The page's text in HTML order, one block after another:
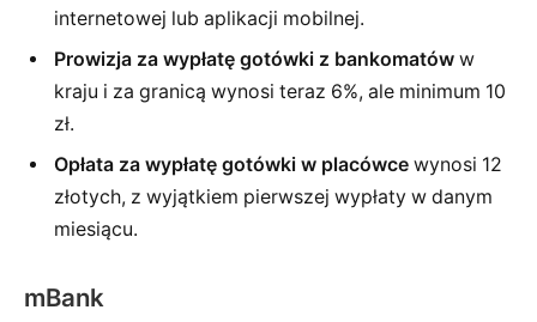
internetowej lub aplikacji mobilnej.
Prowizja za wypłatę gotówki z bankomatów w
kraju i za granicą wynosi teraz 6%, ale minimum 10
zł.
Opłata za wypłatę gotówki w placówce wynosi 12
złotych, z wyjątkiem pierwszej wypłaty w danym
miesiącu.
mBank